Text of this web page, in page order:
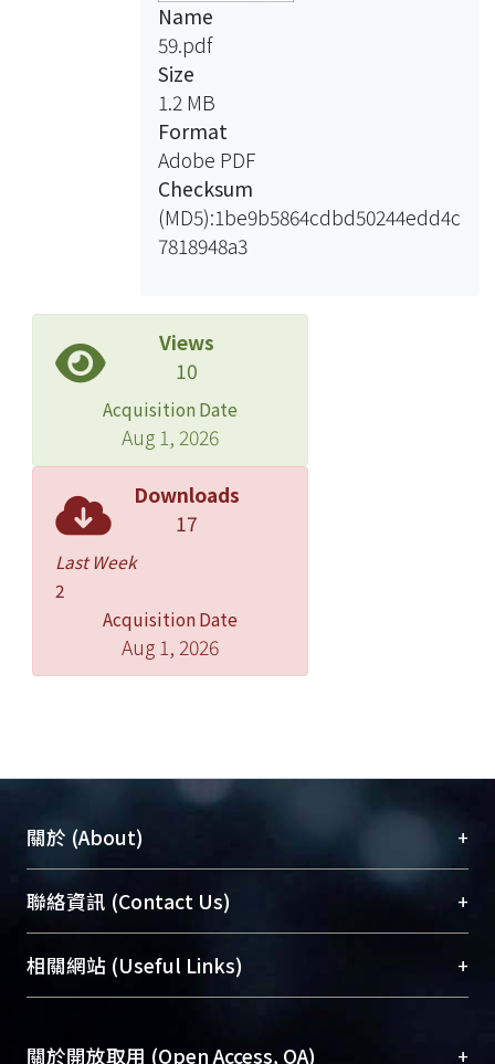
Name
59.pdf
Size
1.2 MB
Format
Adobe PDF
Checksum
(MD5):1be9b5864cdbd50244edd4c
7818948a3
Views
10
Acquisition Date
Aug 1, 2026
Downloads
17
Last Week
2
Acquisition Date
Aug 1, 2026
關於 (About) +
臺大位居世界頂尖大學之列，為永久珍藏及向國際
展現本校豐碩的研究成果及學術能量，圖書館整合
機構典藏（NTUR）與學術庫（AH）不同功能平
台，成為臺大學術典藏NTU scholars。期能整合研
成果。
聯絡資訊 (Contact Us) +
總館學科館員(Main Library)
醫學圖書館學科館員(Medical Library)
Sciences Library)
相關網站 (Useful Links) +
關於開放取用 (Open Access, OA) +